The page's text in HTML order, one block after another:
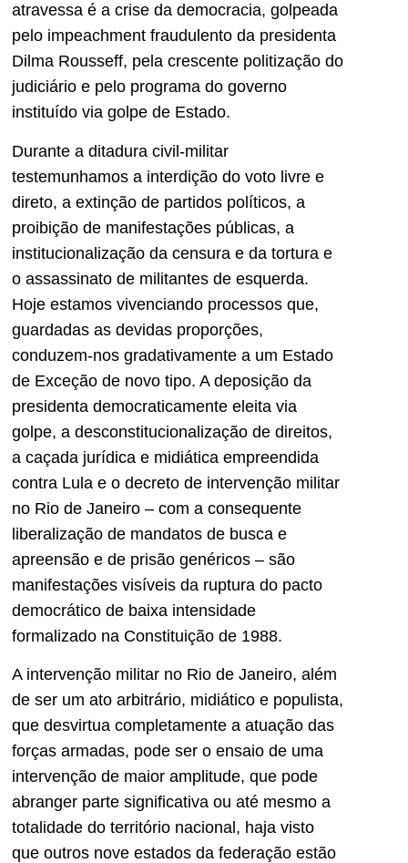
atravessa é a crise da democracia, golpeada
pelo impeachment fraudulento da presidenta
Dilma Rousseff, pela crescente politização do
judiciário e pelo programa do governo
instituído via golpe de Estado.
Durante a ditadura civil-militar
testemunhamos a interdição do voto livre e
direto, a extinção de partidos políticos, a
proibição de manifestações públicas, a
institucionalização da censura e da tortura e
o assassinato de militantes de esquerda.
Hoje estamos vivenciando processos que,
guardadas as devidas proporções,
conduzem-nos gradativamente a um Estado
de Exceção de novo tipo. A deposição da
presidenta democraticamente eleita via
golpe, a desconstitucionalização de direitos,
a caçada jurídica e midiática empreendida
contra Lula e o decreto de intervenção militar
no Rio de Janeiro – com a consequente
liberalização de mandatos de busca e
apreensão e de prisão genéricos – são
manifestações visíveis da ruptura do pacto
democrático de baixa intensidade
formalizado na Constituição de 1988.
A intervenção militar no Rio de Janeiro, além
de ser um ato arbitrário, midiático e populista,
que desvirtua completamente a atuação das
forças armadas, pode ser o ensaio de uma
intervenção de maior amplitude, que pode
abranger parte significativa ou até mesmo a
totalidade do território nacional, haja visto
que outros nove estados da federação estão